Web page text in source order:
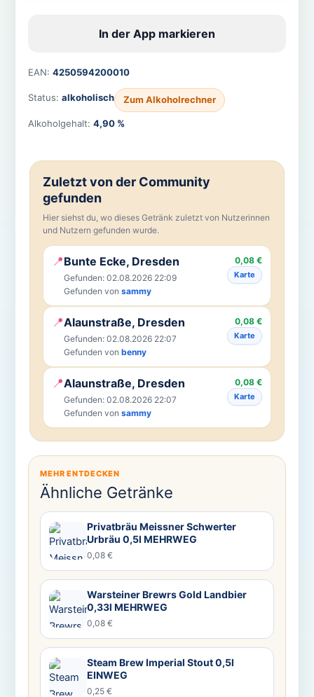
In der App markieren
EAN: 4250594200010
Status: alkoholisch Zum Alkoholrechner
Alkoholgehalt: 4,90 %
Zuletzt von der Community
gefunden
Hier siehst du, wo dieses Getränk zuletzt von Nutzerinnen
und Nutzern gefunden wurde.
📍Bunte Ecke, Dresden
Gefunden: 02.08.2026 22:09
Gefunden von sammy
0,08 €
Karte
📍Alaunstraße, Dresden
Gefunden: 02.08.2026 22:07
Gefunden von benny
0,08 €
Karte
📍Alaunstraße, Dresden
Gefunden: 02.08.2026 22:07
Gefunden von sammy
0,08 €
Karte
MEHR ENTDECKEN
Ähnliche Getränke
Privatbräu Meissner Schwerter
Urbräu 0,5l MEHRWEG
0,08 €
Warsteiner Brewrs Gold Landbier
0,33l MEHRWEG
0,08 €
Steam Brew Imperial Stout 0,5l
EINWEG
0,25 €